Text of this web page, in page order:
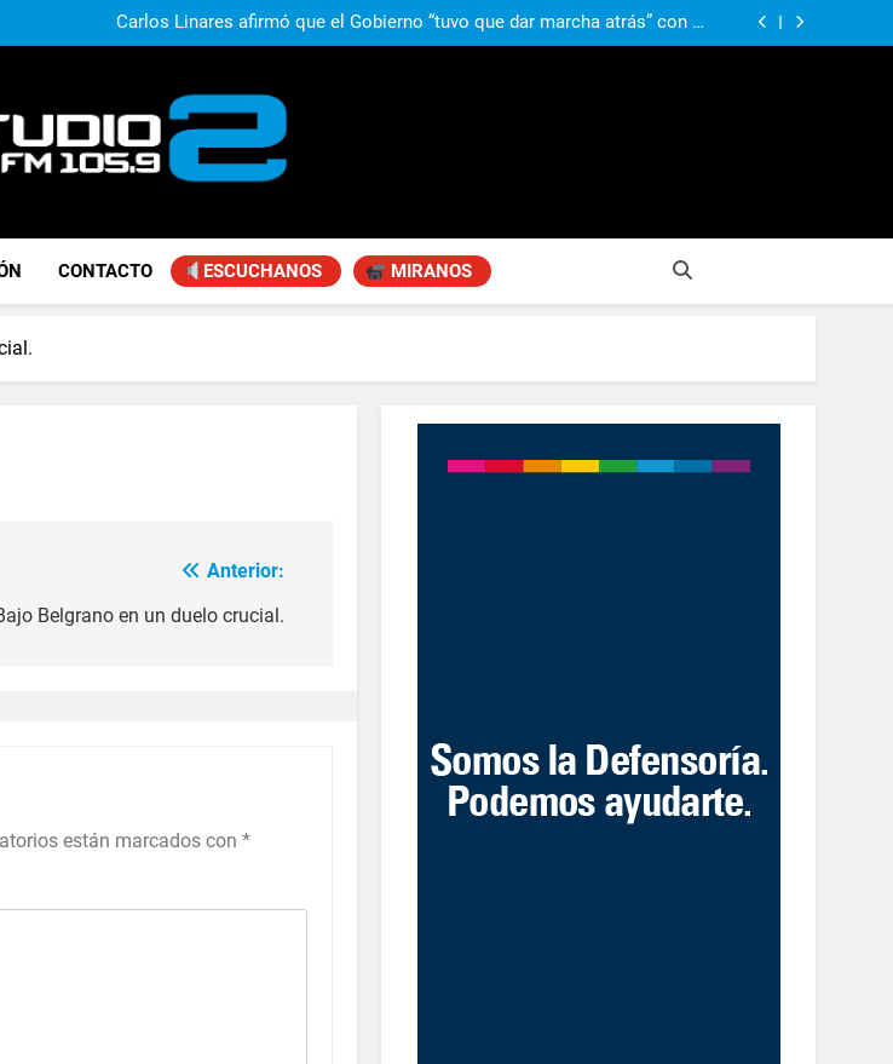
muestra un problema que puede volver a generar déficit”
Carlos Linares afirmó que el Gobierno “tuvo que dar marcha atrás” con la
ley de tierras y advirtió un cambio de clima político entre los gobernadores
Paco Olveira cuestionó la visita de León XIV a la Argentina: “Hubiera
muestra un problema que puede volver a generar déficit”
Carlos Linares afirmó que el Gobierno “tuvo que dar marcha atrás” con la
ley de tierras y advirtió un cambio de clima político entre los gobernadores
Paco Olveira cuestionó la visita de León XIV a la Argentina: “Hubiera
2
CONTACTO ESCUCHANOS MIRANOS
Anterior:
Belgrano en un duelo crucial.
están marcados con *